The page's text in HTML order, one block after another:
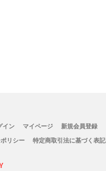
)
イドライト)
ク)
ゲン)
イン マイページ
新規会員登録
リシー
特定商取引法に基づく表記